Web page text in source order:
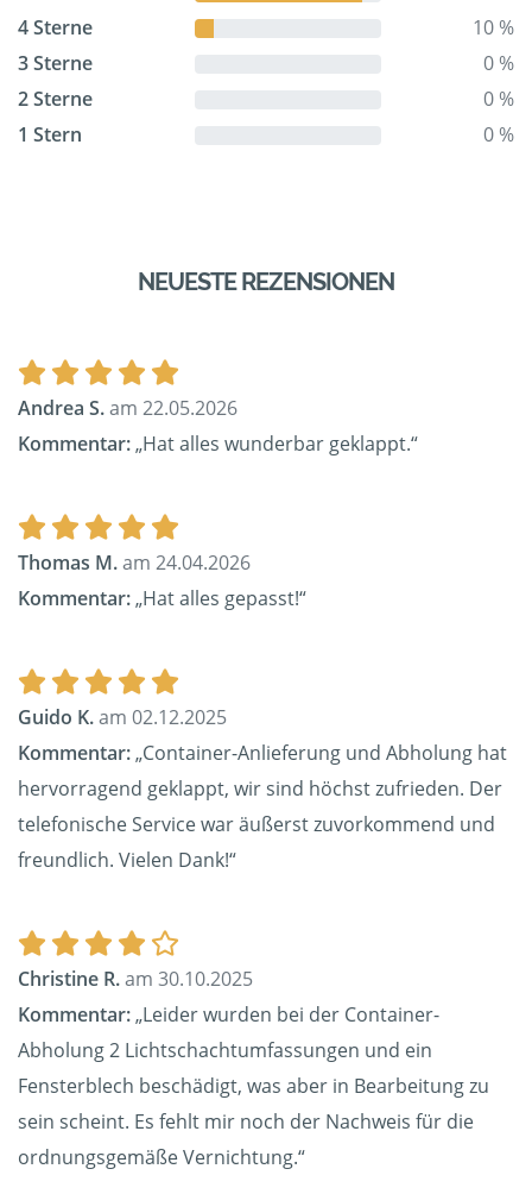
4 Sterne
10 %
3 Sterne
0 %
2 Sterne
0 %
1 Stern
0 %
NEUESTE REZENSIONEN
Andrea S.am 22.05.2026
Kommentar:„Hat alles wunderbar geklappt.“
Thomas M.am 24.04.2026
Kommentar:„Hat alles gepasst!“
Guido K.am 02.12.2025
Kommentar:„Container-Anlieferung und Abholung hat
hervorragend geklappt, wir sind höchst zufrieden. Der
telefonische Service war äußerst zuvorkommend und
freundlich. Vielen Dank!“
Christine R.am 30.10.2025
Kommentar:„Leider wurden bei der Container-
Abholung 2 Lichtschachtumfassungen und ein
Fensterblech beschädigt, was aber in Bearbeitung zu
sein scheint. Es fehlt mir noch der Nachweis für die
ordnungsgemäße Vernichtung.“